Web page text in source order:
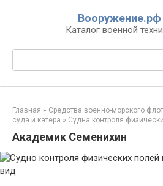
Вооружение.рф
Каталог военной
Поиск:
Главная » Средства военно-морского
суда и катера » Судна контроля
Академик Семенихин